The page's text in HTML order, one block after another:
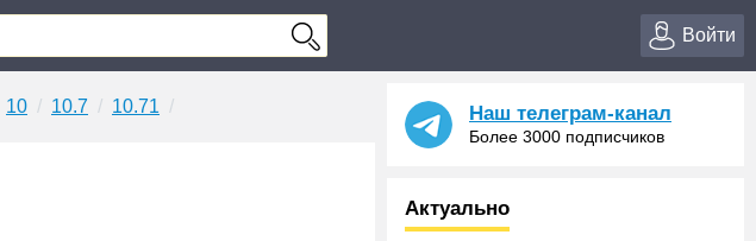
Войти
10 10.7 10.71 Наш телеграм-канал
Более 3000 подписчиков
Актуально